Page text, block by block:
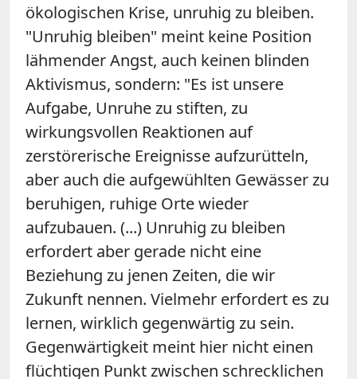
ökologischen Krise, unruhig zu bleiben.
"Unruhig bleiben" meint keine Position
lähmender Angst, auch keinen blinden
Aktivismus, sondern: "Es ist unsere
Aufgabe, Unruhe zu stiften, zu
wirkungsvollen Reaktionen auf
zerstörerische Ereignisse aufzurütteln,
aber auch die aufgewühlten Gewässer zu
beruhigen, ruhige Orte wieder
aufzubauen. (...) Unruhig zu bleiben
erfordert aber gerade nicht eine
Beziehung zu jenen Zeiten, die wir
Zukunft nennen. Vielmehr erfordert es zu
lernen, wirklich gegenwärtig zu sein.
Gegenwärtigkeit meint hier nicht einen
flüchtigen Punkt zwischen schrecklichen